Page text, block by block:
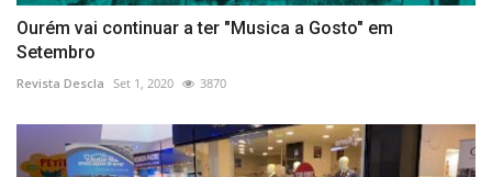
Ourém vai continuar a ter "Musica a Gosto" em
Setembro
Revista Descla Set 1, 2020 3870